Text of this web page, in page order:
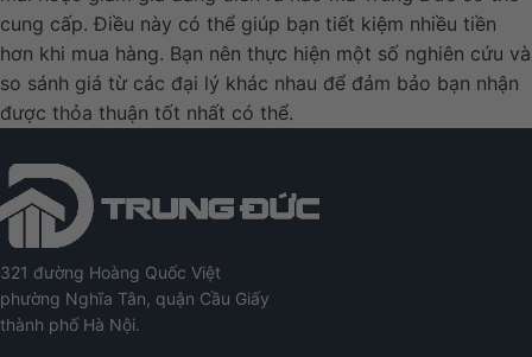
cung cấp. Điều này có thể giúp bạn tiết kiệm nhiều tiền
hơn khi mua hàng. Bạn nên thực hiện một số nghiên cứu và
so sánh giá từ các đại lý khác nhau để đảm bảo bạn nhận
được thỏa thuận tốt nhất có thể.
321 đường Hoàng Quốc Việt
phường Nghĩa Tân, quận Cầu Giấy
thành phố Hà Nội.